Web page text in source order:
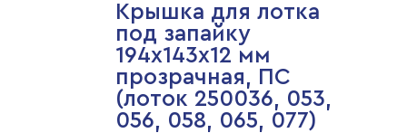
Крышка для лотка
под запайку
194х143х12 мм
прозрачная, ПС
(лоток 250036, 053,
056, 058, 065, 077)